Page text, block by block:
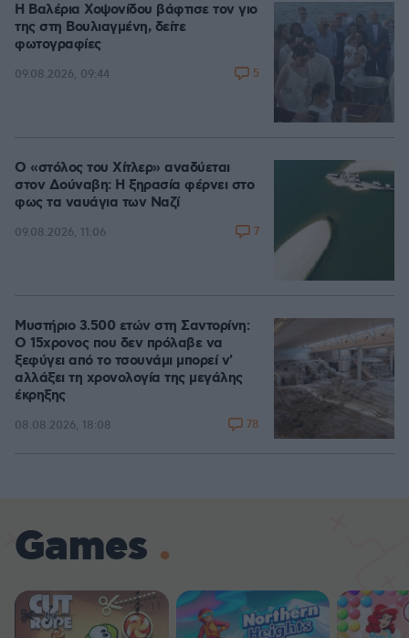
Η Βαλέρια Χοψονίδου βάφτισε τον γιο
της στη Βουλιαγμένη, δείτε
φωτογραφίες
09.08.2026, 09:44 5
Ο «στόλος του Χίτλερ» αναδύεται
στον Δούναβη: Η ξηρασία φέρνει στο
φως τα ναυάγια των Ναζί
09.08.2026, 11:06 7
Μυστήριο 3.500 ετών στη Σαντορίνη:
Ο 15χρονος που δεν πρόλαβε να
ξεφύγει από το τσουνάμι μπορεί ν'
αλλάξει τη χρονολογία της μεγάλης
έκρηξης
08.08.2026, 18:08 78
Games